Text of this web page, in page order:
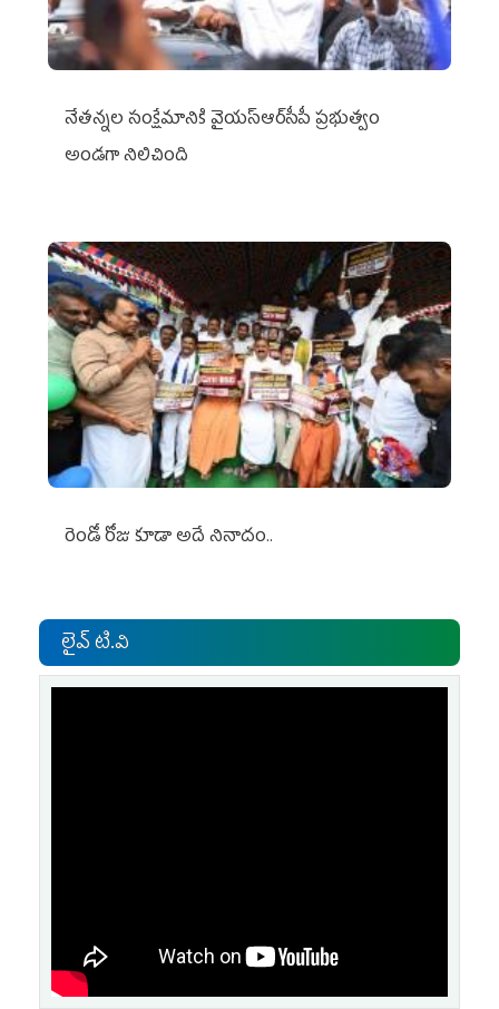
నేతన్నల సంక్షేమానికి వైయ‌స్ఆర్‌సీపీ ప్రభుత్వం
అండగా నిలిచింది
రెండో రోజు కూడా అదే నినాదం..
లైవ్ టి.వి